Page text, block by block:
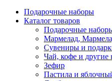
Подарочные наборы
Каталог товаров
Подарочные
Мармелад,
Сувениры и
Чай, кофе и другие
Зефир
Пастила и